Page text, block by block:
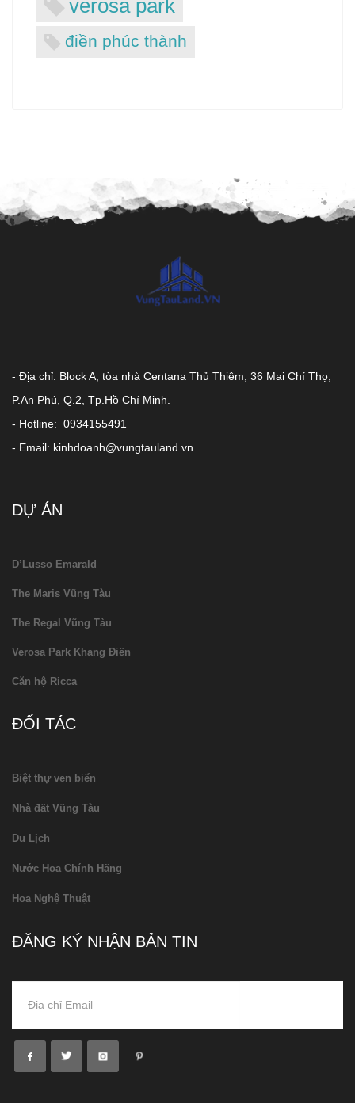
verosa park
điền phúc thành
- Địa chỉ: Block A, tòa nhà Centana Thủ Thiêm, 36 Mai Chí Thọ,
P.An Phú, Q.2, Tp.Hồ Chí Minh.
- Hotline: 0934155491
- Email: kinhdoanh@vungtauland.vn
DỰ ÁN
D’Lusso Emarald
The Maris Vũng Tàu
The Regal Vũng Tàu
Verosa Park Khang Điền
Căn hộ Ricca
ĐỐI TÁC
Biệt thự ven biển
Nhà đất Vũng Tàu
Du Lịch
Nước Hoa Chính Hãng
Hoa Nghệ Thuật
ĐĂNG KÝ NHẬN BẢN TIN